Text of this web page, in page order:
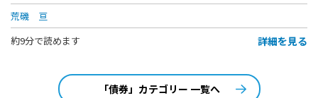
荒磯 亘
約9分で読めます
詳細を見る
「債券」カテゴリー 一覧へ